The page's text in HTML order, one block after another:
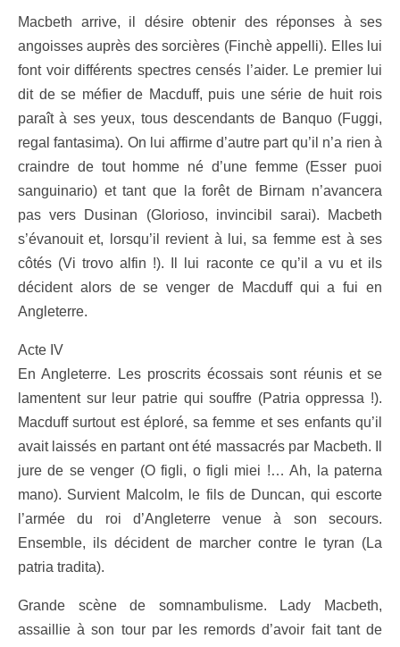
Macbeth arrive, il désire obtenir des réponses à ses
angoisses auprès des sorcières (Finchè appelli). Elles lui
font voir différents spectres censés l’aider. Le premier lui
dit de se méfier de Macduff, puis une série de huit rois
paraît à ses yeux, tous descendants de Banquo (Fuggi,
regal fantasima). On lui affirme d’autre part qu’il n’a rien à
craindre de tout homme né d’une femme (Esser puoi
sanguinario) et tant que la forêt de Birnam n’avancera
pas vers Dusinan (Glorioso, invincibil sarai). Macbeth
s’évanouit et, lorsqu’il revient à lui, sa femme est à ses
côtés (Vi trovo alfin !). Il lui raconte ce qu’il a vu et ils
décident alors de se venger de Macduff qui a fui en
Angleterre.
Acte IV
En Angleterre. Les proscrits écossais sont réunis et se
lamentent sur leur patrie qui souffre (Patria oppressa !).
Macduff surtout est éploré, sa femme et ses enfants qu’il
avait laissés en partant ont été massacrés par Macbeth. Il
jure de se venger (O figli, o figli miei !… Ah, la paterna
mano). Survient Malcolm, le fils de Duncan, qui escorte
l’armée du roi d’Angleterre venue à son secours.
Ensemble, ils décident de marcher contre le tyran (La
patria tradita).
Grande scène de somnambulisme. Lady Macbeth,
assaillie à son tour par les remords d’avoir fait tant de